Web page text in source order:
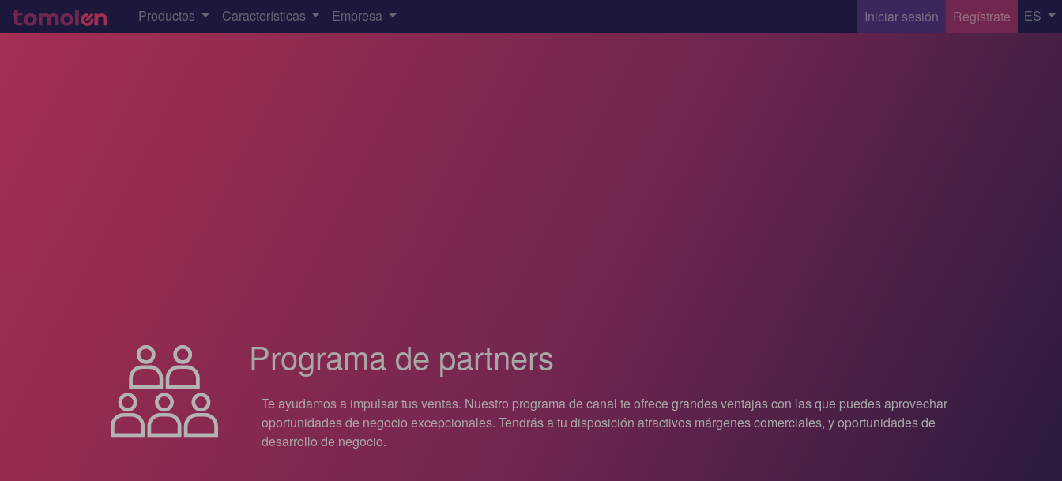
Productos Características Empresa Iniciar sesión Regístrate ES
Programa de partners
Te ayudamos a impulsar tus ventas. Nuestro programa de canal te ofrece grandes ventajas con las que puedes aprovechar
oportunidades de negocio excepcionales. Tendrás a tu disposición atractivos márgenes comerciales, y oportunidades de
desarrollo de negocio.